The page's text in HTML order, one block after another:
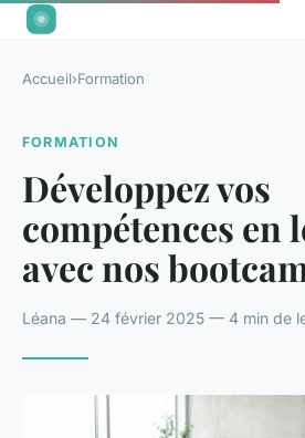
Accueil›Formation
FORMATION
Développez vos
compétences en
avec nos
Léana — 24 février 2025 — 4 min de